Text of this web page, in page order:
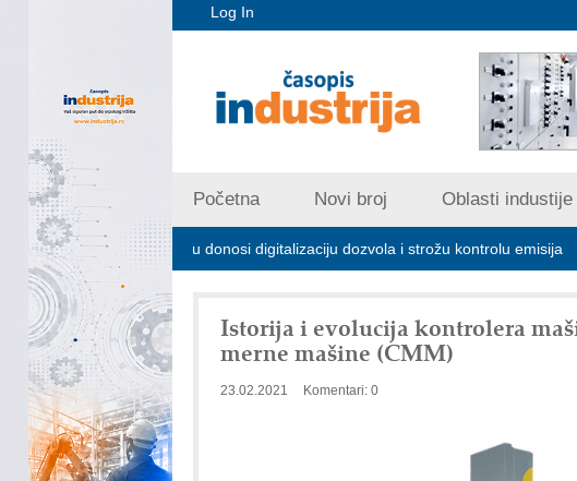
Log In
Početna Novi broj Oblasti industije
zagađivanju donosi digitalizaciju dozvola i strožu kontrolu emisija
Istorija i evolucija kontrolera
merne mašine (CMM)
23.02.2021 Komentari: 0